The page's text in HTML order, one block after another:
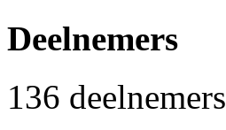
Deelnemers
136 deelnemers